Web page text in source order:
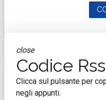
close
Codice Rss
Clicca sul pulsante per
negli appunti.